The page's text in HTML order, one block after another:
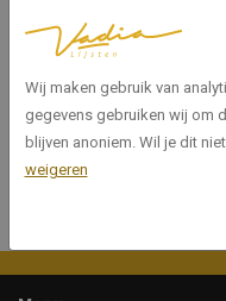
Specificaties
Artikelnummer
Wij maken gebruik van
gegevens gebruiken wij om
blijven anoniem. Wil je dit
weigeren